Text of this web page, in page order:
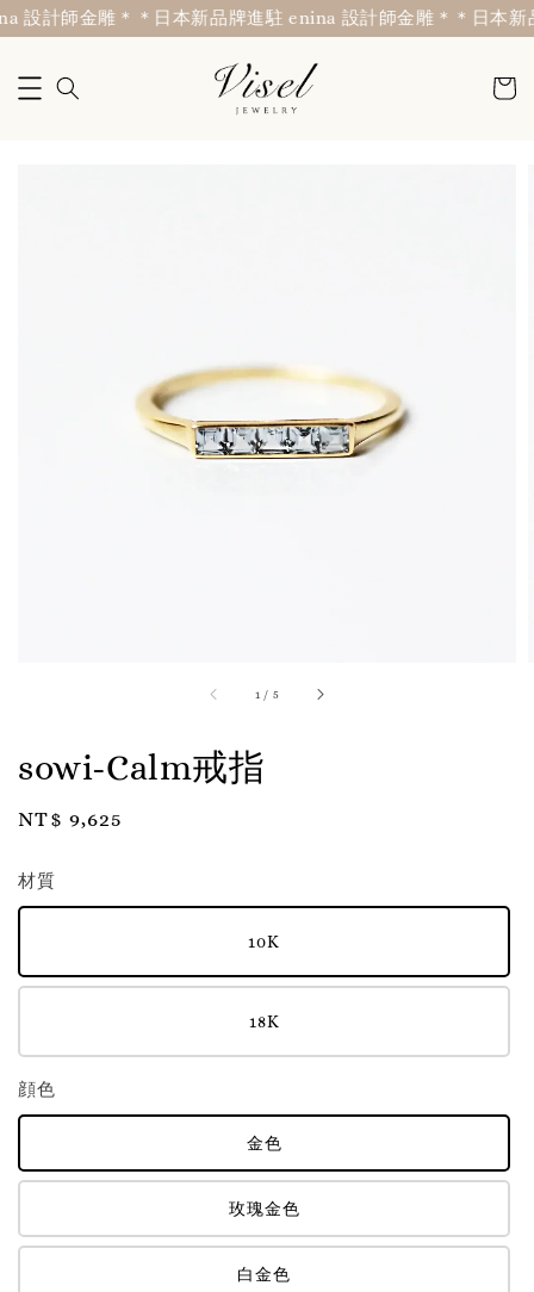
計師金雕＊ ＊日本新品牌進駐 enina 設計師金雕＊ ＊日本新
1 / 5
sowi-Calm戒指
Regular
NT$ 9,625
材質
10K
18K
顔色
金色
玫瑰金色
白金色